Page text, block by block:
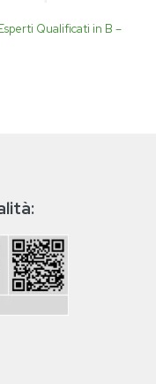
Qualificati in B –